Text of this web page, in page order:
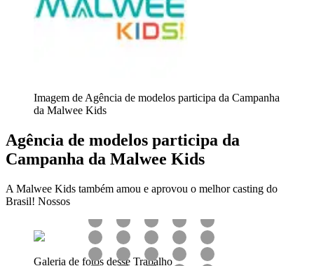
Imagem de Agência de modelos participa da Campanha
da Malwee Kids
Agência de modelos participa da
Campanha da Malwee Kids
A Malwee Kids também amou e aprovou o melhor casting do
Brasil! Nossos
Galeria de fotos desse Trabalho